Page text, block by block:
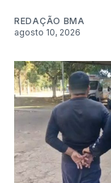
REDAÇÃO BMA
agosto 10, 2026